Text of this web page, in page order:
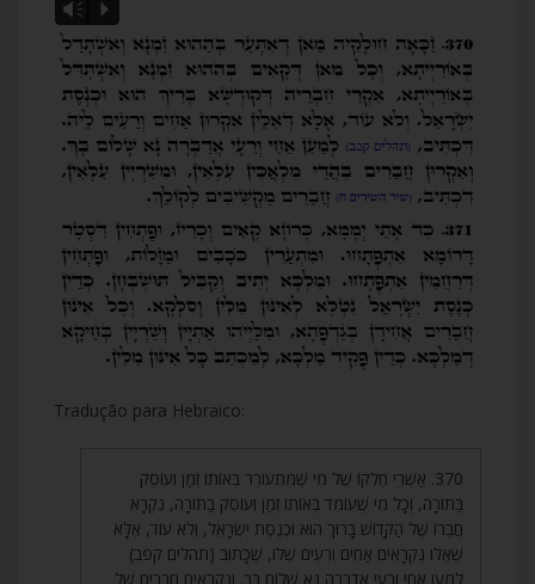
Vm P
Tradução para Hebraico:
370. אַשְׁרֵי חֶלְקוֹ שֶׁל מִי שֶׁמִּתְעוֹרֵר בְּאוֹתוֹ זְמַן וְעוֹסֵק
בַּתּוֹרָה, וְכָל מִי שֶׁעוֹמֵד בְּאוֹתוֹ זְמַן וְעוֹסֵק בַּתּוֹרָה, נִקְרָא
חֲבֵרוֹ שֶׁל הַקָּדוֹשׁ בָּרוּךְ הוּא וּכְנֶסֶת יִשְׂרָאֵל, וְלֹא עוֹד, אֶלָּא
שֶׁאֵלּוּ נִקְרָאִים אַחִים וְרֵעִים שֶׁלּוֹ, שֶׁכָּתוּב (תהלים קפב)
לְמַעַן אַחַי וְרֵעָי אֲדַבְּרָה נָּא שָׁלוֹם בָּךְ. וְנִקְרָאִים חֲבֵרִים שֶׁל